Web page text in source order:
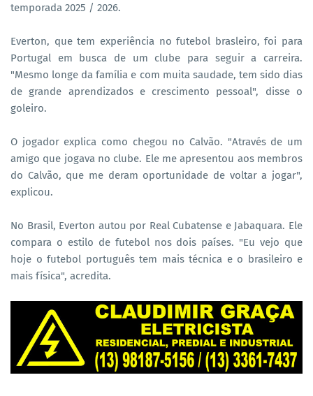
temporada 2025 / 2026.
Everton, que tem experiência no futebol brasleiro, foi para
Portugal em busca de um clube para seguir a carreira.
"Mesmo longe da família e com muita saudade, tem sido dias
de grande aprendizados e crescimento pessoal", disse o
goleiro.
O jogador explica como chegou no Calvão. "Através de um
amigo que jogava no clube. Ele me apresentou aos membros
do Calvão, que me deram oportunidade de voltar a jogar",
explicou.
No Brasil, Everton autou por Real Cubatense e Jabaquara. Ele
compara o estilo de futebol nos dois países. "Eu vejo que
hoje o futebol português tem mais técnica e o brasileiro e
mais física", acredita.